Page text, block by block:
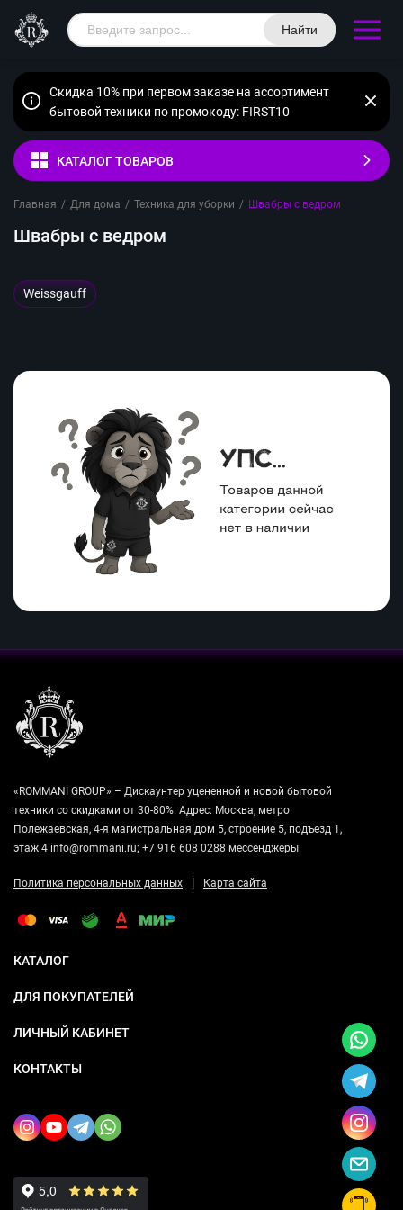
Найти
Скидка 10% при первом заказе на ассортимент
бытовой техники по промокоду: FIRST10
КАТАЛОГ ТОВАРОВ
Главная / Для дома / Техника для уборки / Швабры с ведром
Швабры с ведром
Weissgauff
«ROMMANI GROUP» – Дискаунтер уцененной и новой бытовой
техники со скидками от 30-80%. Адрес: Москва, метро
Полежаевская, 4-я магистральная дом 5, строение 5, подъезд 1,
этаж 4 info@rommani.ru; +7 916 608 0288 мессенджеры
Политика персональных данных | Карта сайта
КАТАЛОГ
ДЛЯ ПОКУПАТЕЛЕЙ
ЛИЧНЫЙ КАБИНЕТ
КОНТАКТЫ